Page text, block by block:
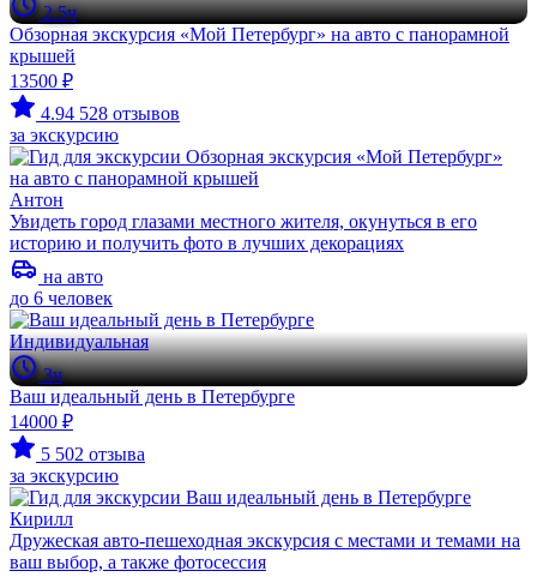
2.5ч
Обзорная экскурсия «Мой Петербург» на авто с панорамной
крышей
13500 ₽
4.94 528 отзывов
за экскурсию
Антон
Увидеть город глазами местного жителя, окунуться в его
историю и получить фото в лучших декорациях
на авто
до 6 человек
Индивидуальная
3ч
Ваш идеальный день в Петербурге
14000 ₽
5 502 отзыва
за экскурсию
Кирилл
Дружеская авто-пешеходная экскурсия с местами и темами на
ваш выбор, а также фотосессия